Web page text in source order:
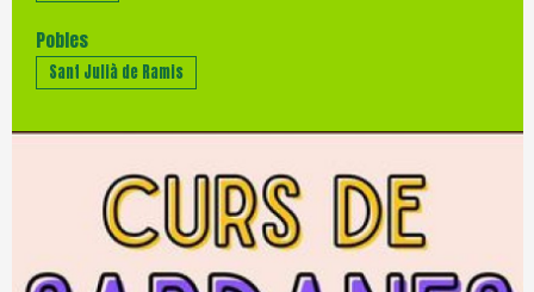
Pobles
Sant Julià de Ramis